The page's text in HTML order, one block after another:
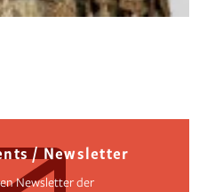
/ Newsletter
Newsletter der